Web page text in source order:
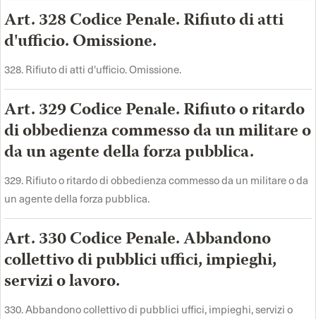
Art. 328 Codice Penale. Rifiuto di atti
d'ufficio. Omissione.
328. Rifiuto di atti d'ufficio. Omissione.
Art. 329 Codice Penale. Rifiuto o ritardo
di obbedienza commesso da un militare o
da un agente della forza pubblica.
329. Rifiuto o ritardo di obbedienza commesso da un militare o da
un agente della forza pubblica.
Art. 330 Codice Penale. Abbandono
collettivo di pubblici uffici, impieghi,
servizi o lavoro.
330. Abbandono collettivo di pubblici uffici, impieghi, servizi o